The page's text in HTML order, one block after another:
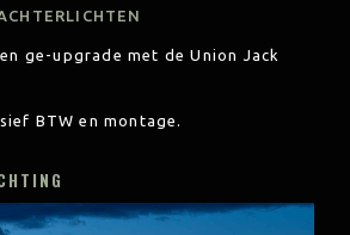
ge-upgrade met de Union Jack
BTW en montage.